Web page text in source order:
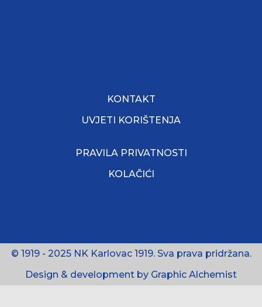
KONTAKT
UVJETI KORIŠTENJA
PRAVILA PRIVATNOSTI
KOLAČIĆI
© 1919 - 2025 NK Karlovac 1919. Sva prava pridržana.
Design & development by Graphic Alchemist